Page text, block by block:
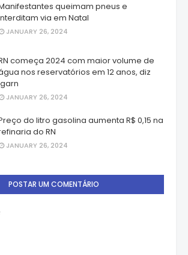
queimam pneus e
via em Natal
JANUARY 26, 2024
começa 2024 com maior volume de
nos reservatórios em 12 anos, diz
JANUARY 26, 2024
do litro gasolina aumenta R$ 0,15 na
do RN
JANUARY 26, 2024
POSTAR UM COMENTÁRIO